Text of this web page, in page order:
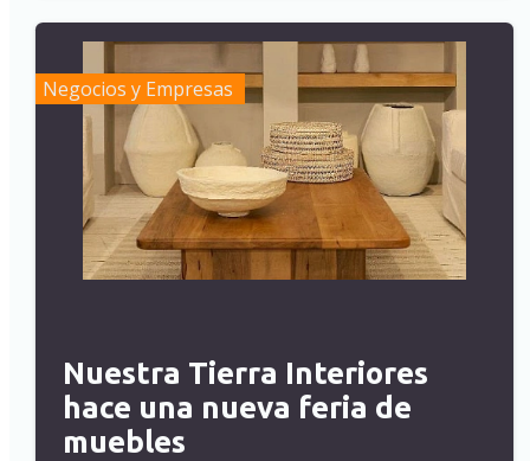
Negocios y Empresas
Nuestra Tierra Interiores
hace una nueva feria de
muebles